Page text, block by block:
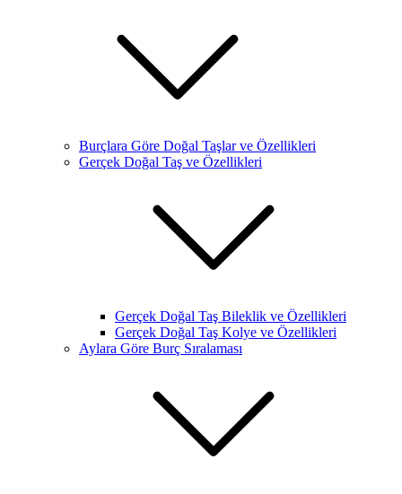
Burçlara Göre Doğal Taşlar ve Özellikleri
Gerçek Doğal Taş ve Özellikleri
Gerçek Doğal Taş Bileklik ve Özellikleri
Gerçek Doğal Taş Kolye ve Özellikleri
Aylara Göre Burç Sıralaması